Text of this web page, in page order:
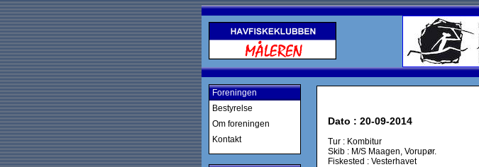
Foreningen
Bestyrelse
Om foreningen
Kontakt
Dato : 20-09-2014
Tur : Kombitur
Skib : M/S Maagen, Vorupør.
Fiskested : Vesterhavet